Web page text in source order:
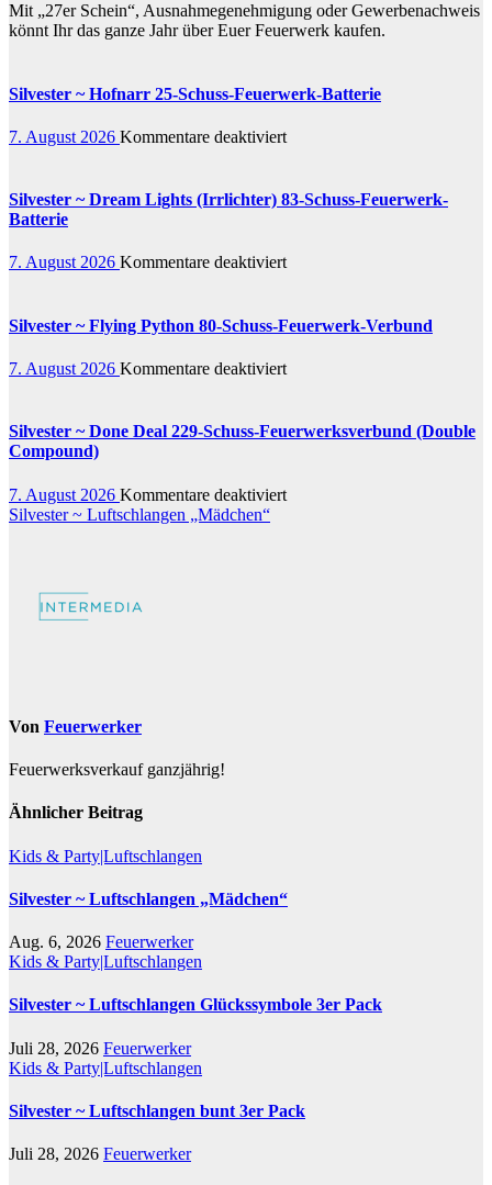
Mit „27er Schein“, Ausnahmegenehmigung oder Gewerbenachweis
könnt Ihr das ganze Jahr über Euer Feuerwerk kaufen.
Silvester ~ Hofnarr 25-Schuss-Feuerwerk-Batterie
7. August 2026 Kommentare deaktiviertfür
Hofnarr
Batterie
Silvester ~ Dream Lights (Irrlichter) 83-Schuss-Feuerwerk-
Batterie
7. August 2026 Kommentare deaktiviertfür
Dream
Lights
83-
Batterie
Silvester ~ Flying Python 80-Schuss-Feuerwerk-Verbund
7. August 2026 Kommentare deaktiviertfür
Flying
Feuerwerk-
Silvester ~ Done Deal 229-Schuss-Feuerwerksverbund (Double
Compound)
7. August 2026 Kommentare deaktiviertfür
Beitragsnavigation
Silvester ~ Luftschlangen „Mädchen“
Von Feuerwerker
Feuerwerksverkauf ganzjährig!
Ähnlicher Beitrag
Kids & Party|Luftschlangen
Silvester ~ Luftschlangen „Mädchen“
Aug. 6, 2026 Feuerwerker
Kids & Party|Luftschlangen
Silvester ~ Luftschlangen Glückssymbole 3er Pack
Juli 28, 2026 Feuerwerker
Kids & Party|Luftschlangen
Silvester ~ Luftschlangen bunt 3er Pack
Juli 28, 2026 Feuerwerker